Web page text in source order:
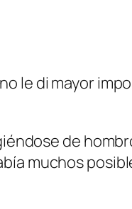
le di mayor
de
muchos